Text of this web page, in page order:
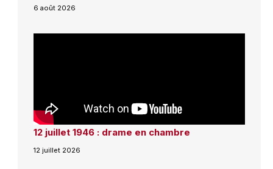
6 août 2026
12 juillet 1946 : drame en chambre
12 juillet 2026